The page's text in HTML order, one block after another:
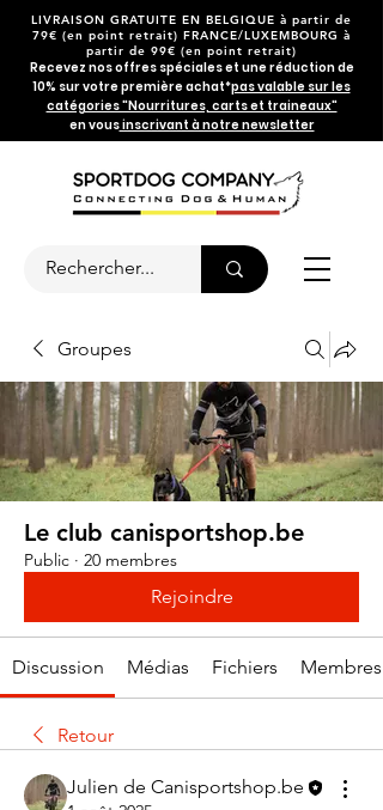
LIVRAISON GRATUITE EN BELGIQUE à partir de
79€ (en point retrait) FRANCE/LUXEMBOURG à
partir de 99€ (en point retrait)
Recevez nos offres spéciales et une réduction de
10% sur votre première achat*pas valable sur les
catégories "Nourritures, carts et traineaux"
en vousinscrivant à notre newsletter
Groupes
Le club canisportshop.be
Public · 20 membres
Rejoindre
Discussion Médias Fichiers Membres
Retour
Julien de Canisportshop.be